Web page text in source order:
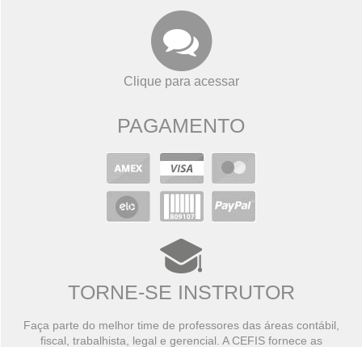
Clique para acessar
PAGAMENTO
TORNE-SE INSTRUTOR
Faça parte do melhor time de professores das áreas contábil,
fiscal, trabalhista, legal e gerencial. A CEFIS fornece as